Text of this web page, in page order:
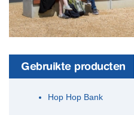
Gebruikte producten
Hop Hop Bank